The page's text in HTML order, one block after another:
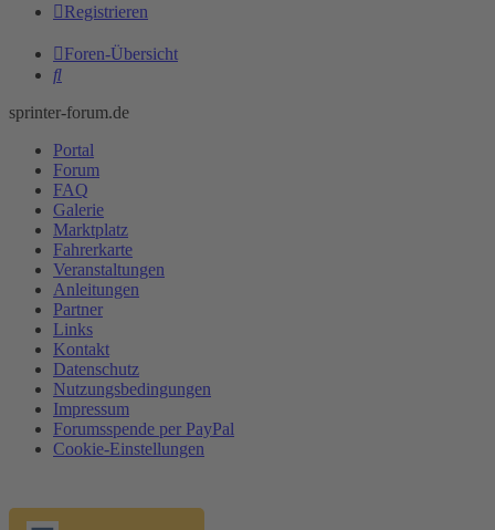
Registrieren
Foren-Übersicht
Suche
sprinter-forum.de
Portal
Forum
FAQ
Galerie
Marktplatz
Fahrerkarte
Veranstaltungen
Anleitungen
Partner
Links
Kontakt
Datenschutz
Nutzungsbedingungen
Impressum
Forumsspende per PayPal
Cookie-Einstellungen